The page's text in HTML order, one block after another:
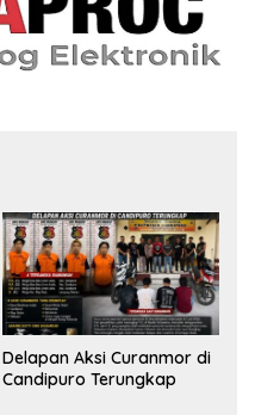
Delapan Aksi Curanmor di
Candipuro Terungkap